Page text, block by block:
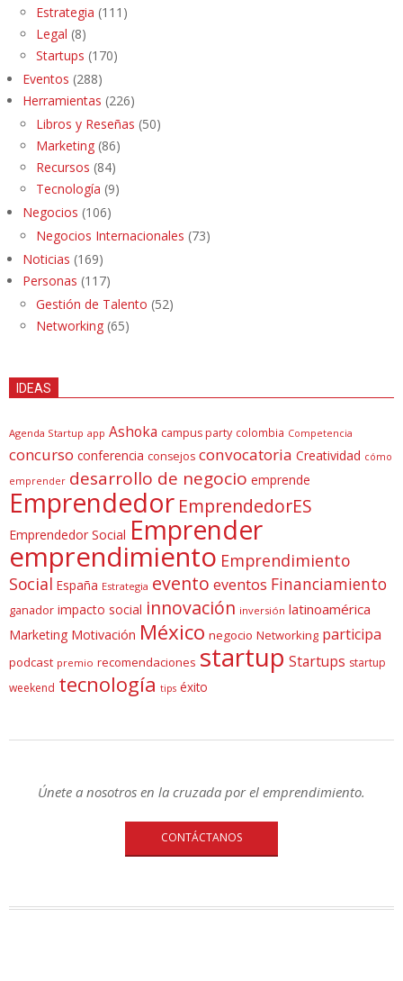
Estrategia (111)
Legal (8)
Startups (170)
Eventos (288)
Herramientas (226)
Libros y Reseñas (50)
Marketing (86)
Recursos (84)
Tecnología (9)
Negocios (106)
Negocios Internacionales (73)
Noticias (169)
Personas (117)
Gestión de Talento (52)
Networking (65)
IDEAS
Agenda Startup app Ashoka campus party colombia Competencia
concurso conferencia consejos convocatoria Creatividad cómo
emprender desarrollo de negocio emprende
Emprendedor EmprendedorES
Emprendedor Social Emprender
emprendimiento Emprendimiento
Social España Estrategia evento eventos Financiamiento
ganador impacto social innovación inversión latinoamérica
Marketing Motivación México negocio Networking participa
podcast premio recomendaciones startup Startups startup
weekend tecnología tips éxito
Únete a nosotros en la cruzada por el emprendimiento.
CONTÁCTANOS